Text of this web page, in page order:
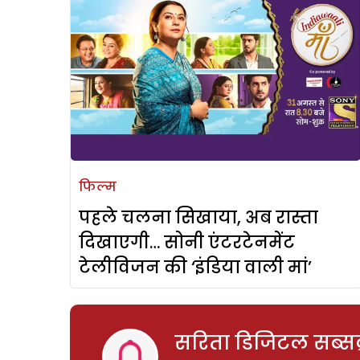
फिल्म
पहले चलना सिखाया, अब रास्ता
दिखाएगी… सोनी एंटरटेनमेंट
टेलीविजन की ‘इंडिया वाली मां’
सरिता डिजिटल